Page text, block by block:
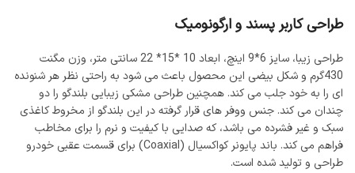
طراحی کاربر پسند و ارگونومیک
طراحی زیبا، سایز 6*9 اینچ، ابعاد 10 *15* 22 سانتی متر، وزن مگنت
430گرم و شکل بیضی این محصول باعث می شود به راحتی نظر هر شنونده
ای را به خود جلب می کند. همچنین طراحی مشکی زیبایی بلندگو را دو
چندان می کند. جنس ووفر های قرار گرفته در این بلندگو از مخروط کاغذی
سبک و غیر فشرده می باشد، که صدایی با کیفیت و نرم را برای مخاطب
فراهم می کند. باند پایونر کواکسیال (Coaxial) برای قسمت عقبی خودرو
طراحی و تولید شده است.